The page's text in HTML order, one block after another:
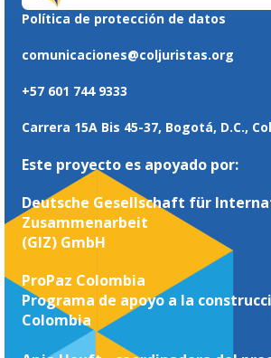
Política de protección de datos
comunicaciones@coljuristas.org
+57 601 744 9333
Carrera 15A Bis 45-37, Bogotá, D.C.,
Este proyecto es apoyado por:
Deutsche Gesellschaft für
Zusammenarbeit
(GIZ) GmbH
ProPaz Colombia
Programa de apoyo a la
Colombia